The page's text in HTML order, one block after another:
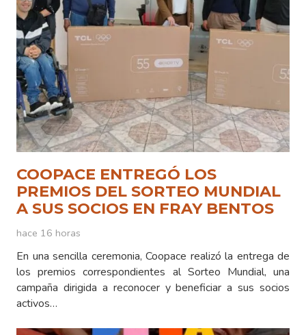
COOPACE ENTREGÓ LOS
PREMIOS DEL SORTEO MUNDIAL
A SUS SOCIOS EN FRAY BENTOS
hace 16 horas
En una sencilla ceremonia, Coopace realizó la entrega de
los premios correspondientes al Sorteo Mundial, una
campaña dirigida a reconocer y beneficiar a sus socios
activos…